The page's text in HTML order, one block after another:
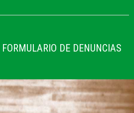
FORMULARIO DE DENUNCIAS